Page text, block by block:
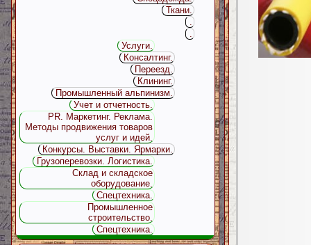
Ткани.
.
.
Услуги.
Консалтинг.
Переезд.
Клининг.
Промышленный альпинизм.
Учет и отчетность.
PR. Маркетинг. Реклама.
Методы продвижения товаров
услуг и идей.
Конкурсы. Выставки. Ярмарки.
Грузоперевозки. Логистика.
Склад и складское
оборудование.
Спецтехника.
Промышленное
строительство.
Спецтехника.